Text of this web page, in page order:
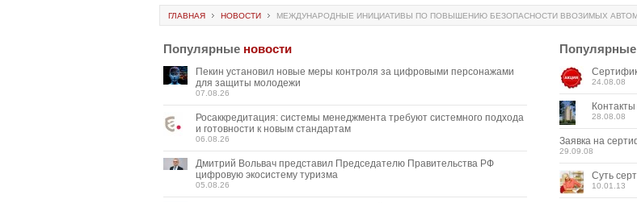
ГЛАВНАЯ НОВОСТИ МЕЖДУНАРОДНЫЕ ИНИЦИАТИВЫ ПО ПОВЫШЕНИЮ БЕЗОПАСНОСТИ ВВОЗИМЫХ
Популярные новости
Пекин установил новые меры контроля за цифровыми персонажами
для защиты молодежи
07.08.26
Росаккредитация: системы менеджмента требуют системного подхода
и готовности к новым стандартам
06.08.26
Дмитрий Вольвач представил Председателю Правительства РФ
цифровую экосистему туризма
05.08.26
Популярные
24.08.08
Контакты
28.08.08
Заявка на
29.09.08
Суть
10.01.13